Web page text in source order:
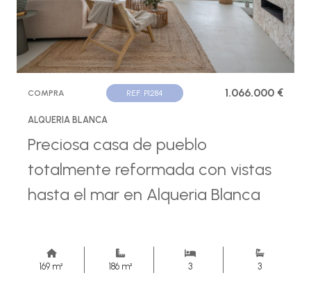
COMPRA REF. P1284 1.066.000 €
ALQUERIA BLANCA
Preciosa casa de pueblo
totalmente reformada con vistas
hasta el mar en Alqueria Blanca
169 m² 186 m² 3 3